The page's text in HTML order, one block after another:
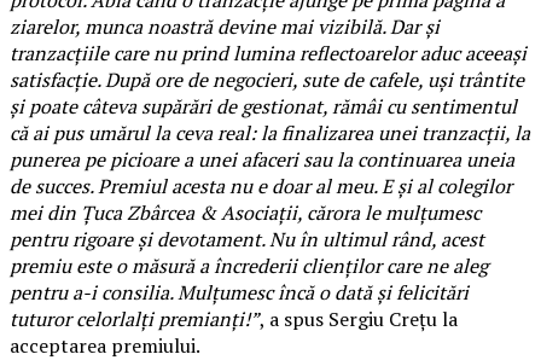
ziarelor, munca noastră devine mai vizibilă. Dar și
tranzacțiile care nu prind lumina reflectoarelor aduc aceeași
satisfacție. După ore de negocieri, sute de cafele, uși trântite
și poate câteva supărări de gestionat, rămâi cu sentimentul
că ai pus umărul la ceva real: la finalizarea unei tranzacții, la
punerea pe picioare a unei afaceri sau la continuarea uneia
de succes. Premiul acesta nu e doar al meu. E și al colegilor
mei din Țuca Zbârcea & Asociații, cărora le mulțumesc
pentru rigoare și devotament. Nu în ultimul rând, acest
premiu este o măsură a încrederii clienților care ne aleg
pentru a-i consilia. Mulțumesc încă o dată și felicitări
tuturor celorlalți premianți!”, a spus Sergiu Crețu la
acceptarea premiului.